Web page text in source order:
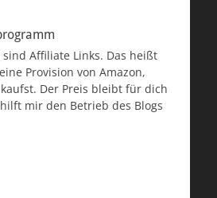
sind Affiliate Links. Das heißt
Provision von Amazon,
Der Preis bleibt für dich
mir den Betrieb des Blogs